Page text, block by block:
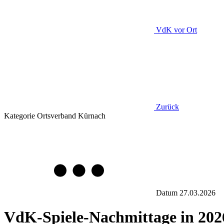
VdK vor Ort
Zurück
Kategorie Ortsverband Kürnach
Datum 27.03.2026
VdK-Spiele-Nachmittage in